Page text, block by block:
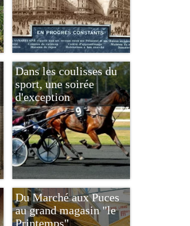
Dans les coulisses du
sport, une soirée
d'exception
Du Marché aux Puces
au grand magasin "le
Printemps"